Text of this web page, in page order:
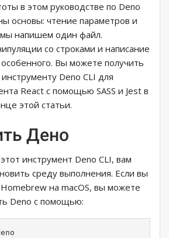
в этом руководстве по Deno
основы: чтение параметров и
напишем один файл.
со строками и написание
Вы можете получить
Deno CLI для
React с помощью SASS и Jest в
этой статьи.
Дено
инструмент Deno CLI, вам
среду выполнения. Если вы
на macOS, вы можете
Deno с помощью: